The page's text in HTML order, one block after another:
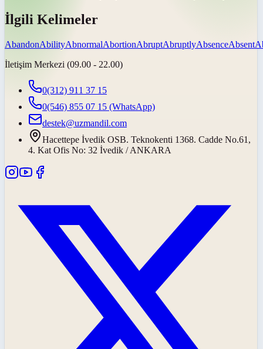
İlgili Kelimeler
AbandonAbilityAbnormalAbortionAbruptAbruptlyAbsenceAbsent
İletişim Merkezi (09.00 - 22.00)
0(312) 911 37 15
0(546) 855 07 15 (WhatsApp)
destek@uzmandil.com
Hacettepe İvedik OSB. Teknokenti 1368. Cadde No.61,
4. Kat Ofis No: 32 İvedik / ANKARA